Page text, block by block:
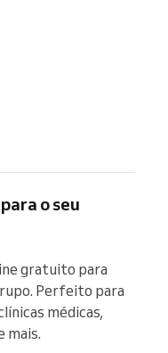
o seu
gratuito para
Perfeito para
médicas,
mais.